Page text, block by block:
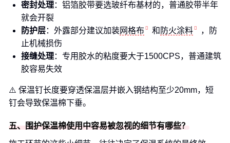
密封处理：铝箔胶带要选玻纤布基材的，普通胶带半年
就会开裂
防护层：外露部分建议加装网格布 和 防火涂料
，防
止机械损伤
接缝处理：专用胶水的粘度要大于1500CPS，普通建筑
胶容易失效
⚠️ 保温钉长度要穿透保温层并嵌入钢结构至少20mm，短
钉会导致保温棉下垂。
五、围护保温棉使用中容易被忽视的细节有哪些？